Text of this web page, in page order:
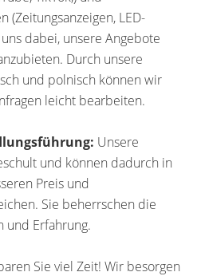
LED-
dabei, unsere Angebote
Durch unsere
und polnisch können wir
leicht bearbeiten.
Unsere
und können dadurch in
Preis und
Sie beherrschen die
und Erfahrung.
Sie viel Zeit! Wir besorgen